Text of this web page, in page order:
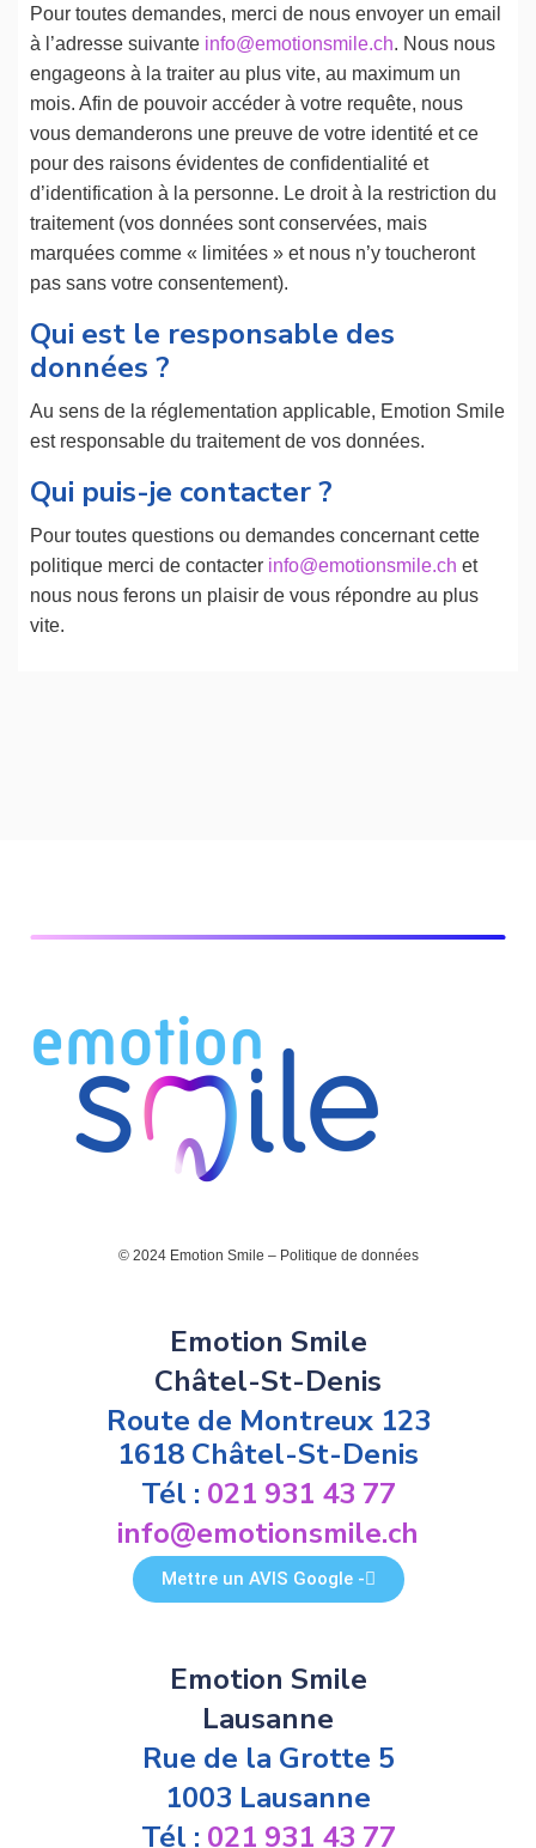
Pour toutes demandes, merci de nous envoyer un email
à l’adresse suivante info@emotionsmile.ch. Nous nous
engageons à la traiter au plus vite, au maximum un
mois. Afin de pouvoir accéder à votre requête, nous
vous demanderons une preuve de votre identité et ce
pour des raisons évidentes de confidentialité et
d’identification à la personne. Le droit à la restriction du
traitement (vos données sont conservées, mais
marquées comme « limitées » et nous n’y toucheront
pas sans votre consentement).
Qui est le responsable des
données ?
Au sens de la réglementation applicable, Emotion Smile
est responsable du traitement de vos données.
Qui puis-je contacter ?
Pour toutes questions ou demandes concernant cette
politique merci de contacter info@emotionsmile.ch et
nous nous ferons un plaisir de vous répondre au plus
vite.
© 2024 Emotion Smile – Politique de données
Emotion Smile
Châtel-St-Denis
Route de Montreux 123
1618 Châtel-St-Denis
Tél : 021 931 43 77
info@emotionsmile.ch
Mettre un AVIS Google -
Emotion Smile
Lausanne
Rue de la Grotte 5
1003 Lausanne
Tél : 021 931 43 77